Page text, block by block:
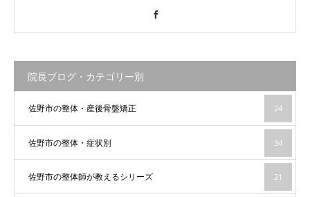
院長ブログ・カテゴリー別
佐野市の整体・産後骨盤矯正 24
佐野市の整体・症状別 34
佐野市の整体師が教えるシリーズ 21